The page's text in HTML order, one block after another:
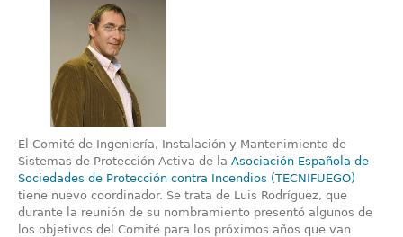
El Comité de Ingeniería, Instalación y Mantenimiento de
Sistemas de Protección Activa de la Asociación Española de
Sociedades de Protección contra Incendios (TECNIFUEGO)
tiene nuevo coordinador. Se trata de Luis Rodríguez, que
durante la reunión de su nombramiento presentó algunos de
los objetivos del Comité para los próximos años que van